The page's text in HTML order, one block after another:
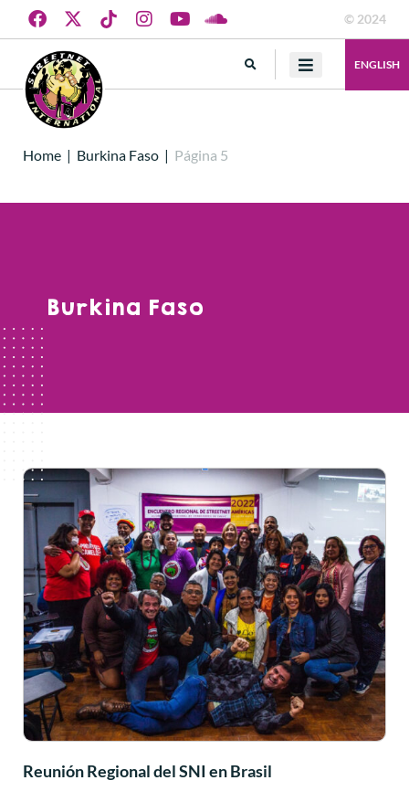
© 2024
ENGLISH
Home | Burkina Faso | Página 5
Burkina Faso
Reunión Regional del SNI en Brasil